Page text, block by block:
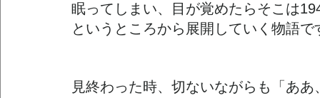
眠ってしまい、目が覚めたらそこは
というところから展開していく物語で
見終わった時、切ないながらも「あ